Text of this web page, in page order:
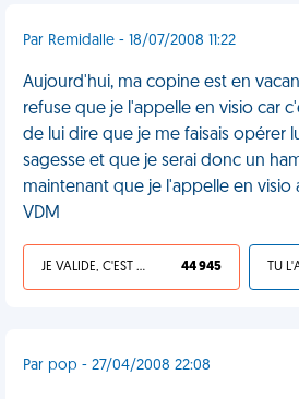
Par Remidalle - 18/07/2008 11:22
Aujourd'hui, ma copine est en
refuse que je l'appelle en visio car
de lui dire que je me faisais opérer
sagesse et que je serai donc un
maintenant que je l'appelle en visio
VDM
JE VALIDE, C'EST UNE VDM 44 945
Par pop - 27/04/2008 22:08